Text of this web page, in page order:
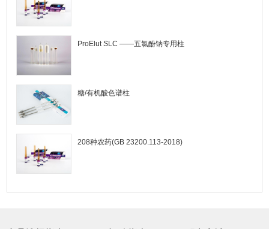
ProElut SLC ——五氯酚钠专用柱
糖/有机酸色谱柱
208种农药(GB 23200.113-2018)